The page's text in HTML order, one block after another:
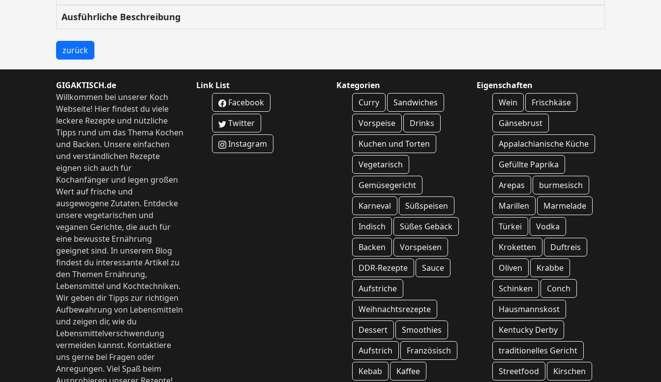
Ausführliche Beschreibung
zurück
GIGAKTISCH.de
Willkommen bei unserer Koch
Webseite! Hier findest du viele
leckere Rezepte und nützliche
Tipps rund um das Thema Kochen
und Backen. Unsere einfachen
und verständlichen Rezepte
eignen sich auch für
Kochanfänger und legen großen
Wert auf frische und
ausgewogene Zutaten. Entdecke
unsere vegetarischen und
veganen Gerichte, die auch für
eine bewusste Ernährung
geeignet sind. In unserem Blog
findest du interessante Artikel zu
den Themen Ernährung,
Lebensmittel und Kochtechniken.
Wir geben dir Tipps zur richtigen
Aufbewahrung von Lebensmitteln
und zeigen dir, wie du
Lebensmittelverschwendung
vermeiden kannst. Kontaktiere
uns gerne bei Fragen oder
Anregungen. Viel Spaß beim
Link List
Facebook
Twitter
Instagram
Kategorien
Curry
Sandwiches
Vorspeise
Drinks
Kuchen und Torten
Vegetarisch
Gemüsegericht
Karneval
Süßspeisen
Indisch
Süßes Gebäck
Backen
Vorspeisen
DDR-Rezepte
Sauce
Aufstriche
Weihnachtsrezepte
Dessert
Smoothies
Aufstrich
Französisch
Kebab
Kaffee
Eigenschaften
Wein
Frischkäse
Gänsebrust
Appalachianische Küche
Gefüllte Paprika
Arepas
burmesisch
Marillen
Marmelade
Türkei
Vodka
Kroketten
Duftreis
Oliven
Krabbe
Schinken
Conch
Hausmannskost
Kentucky Derby
traditionelles Gericht
Streetfood
Kirschen